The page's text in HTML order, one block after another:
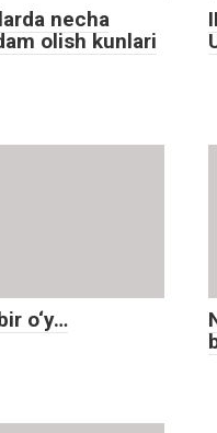
necha
olish kunlari
o‘y…